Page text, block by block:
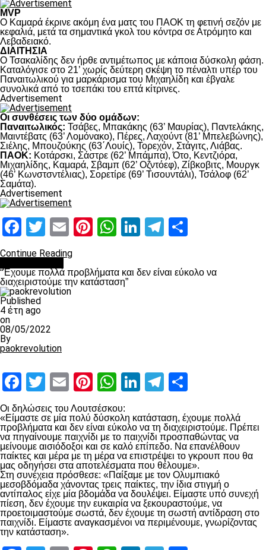
MVP
Ο Καμαρά έκρινε ακόμη ένα ματς του ΠΑΟΚ τη φετινή σεζόν με
κεφαλιά, μετά τα σημαντικά γκολ του κόντρα σε Ατρόμητο και
Λεβαδειακό.
ΔΙΑΙΤΗΣΙΑ
Ο Τσακαλίδης δεν ήρθε αντιμέτωπος με κάποια δύσκολη φάση.
Καταλόγισε στο 21’ χωρίς δεύτερη σκέψη το πέναλτι υπέρ του
Παναιτωλικού για μαρκάρισμα του Μιχαηλίδη και έβγαλε
συνολικά από το τσεπάκι του επτά κίτρινες.
Advertisement
Οι συνθέσεις των δύο ομάδων:
Παναιτωλικός: Τσάβες, Μπακάκης (63’ Μαυρίας), Παντελάκης,
Μαιντέβατς (63’ Λομόνακο), Πέρες, Λαχούντ (81’ Μπελεβώνης),
Σιέλης, Μπουζούκης (63΄Λουίς), Τορεχόν, Στάγιτς, Λιάβας.
ΠΑΟΚ: Κοτάρσκι, Σάστρε (62’ Μπάμπα), Ότο, Κεντζιόρα,
Μιχαηλίδης, Καμαρά, Σβαμπ (62’ Οζντόεφ), Ζίβκοβιτς, Μουργκ
(46’ Κωνστσντέλιας), Σορετίρε (69’ Τισουντάλι), Τσάλοφ (62’
Σαμάτα).
Advertisement
Facebook
Twitter
EmailPinterest
WhatsApp
LinkedIn
Telegram
Continue Reading
“Έχουμε πολλά προβλήματα και δεν είναι εύκολο να
διαχειριστούμε την κατάσταση”
Published
4 έτη ago
on
08/05/2022
By
paokrevolution
Facebook
Twitter
EmailPinterest
WhatsApp
LinkedIn
Telegram
Οι δηλώσεις του Λουτσέσκου:
«Είμαστε σε μία πολύ δύσκολη κατάσταση, έχουμε πολλά
προβλήματα και δεν είναι εύκολο να τη διαχειριστούμε. Πρέπει
να πηγαίνουμε παιχνίδι με το παιχνίδι προσπαθώντας να
μείνουμε αισιόδοξοι και σε καλό επίπεδο. Να επανέλθουν
παίκτες και μέρα με τη μέρα να επιστρέψει το γκρουπ που θα
μας οδηγήσει στα αποτελέσματα που θέλουμε».
Στη συνέχεια πρόσθεσε: «Παίξαμε με τον Ολυμπιακό
μεσοβδόμαδα χάνοντας τρεις παίκτες, την ίδια στιγμή ο
αντίπαλος είχε μία βδομάδα να δουλέψει. Είμαστε υπό συνεχή
πίεση, δεν έχουμε την ευκαιρία να ξεκουραστούμε, να
προετοιμαστούμε σωστά, δεν έχουμε τη σωστή αντίδραση στο
παιχνίδι. Είμαστε αναγκασμένοι να περιμένουμε, γνωρίζοντας
την κατάσταση».